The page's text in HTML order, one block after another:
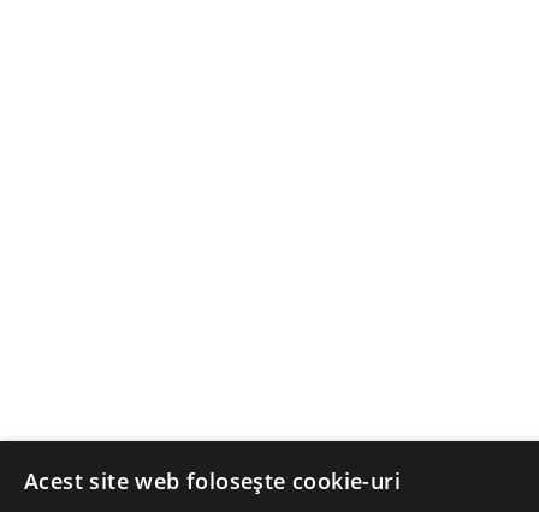
Acest site web folosește cookie-uri